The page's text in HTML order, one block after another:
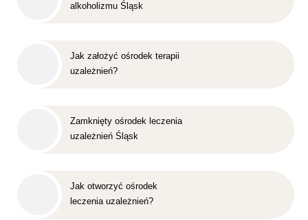
alkoholizmu Śląsk
Jak założyć ośrodek terapii
uzależnień?
Zamknięty ośrodek leczenia
uzależnień Śląsk
Jak otworzyć ośrodek
leczenia uzależnień?